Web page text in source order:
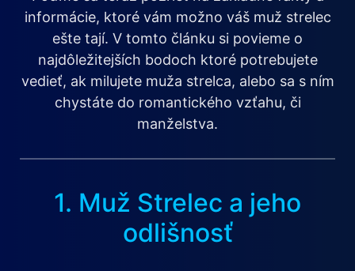
informácie, ktoré vám možno váš muž strelec
ešte tají. V tomto článku si povieme o
najdôležitejších bodoch ktoré potrebujete
vedieť, ak milujete muža strelca, alebo sa s ním
chystáte do romantického vzťahu, či
manželstva.
1. Muž Strelec a jeho
odlišnosť